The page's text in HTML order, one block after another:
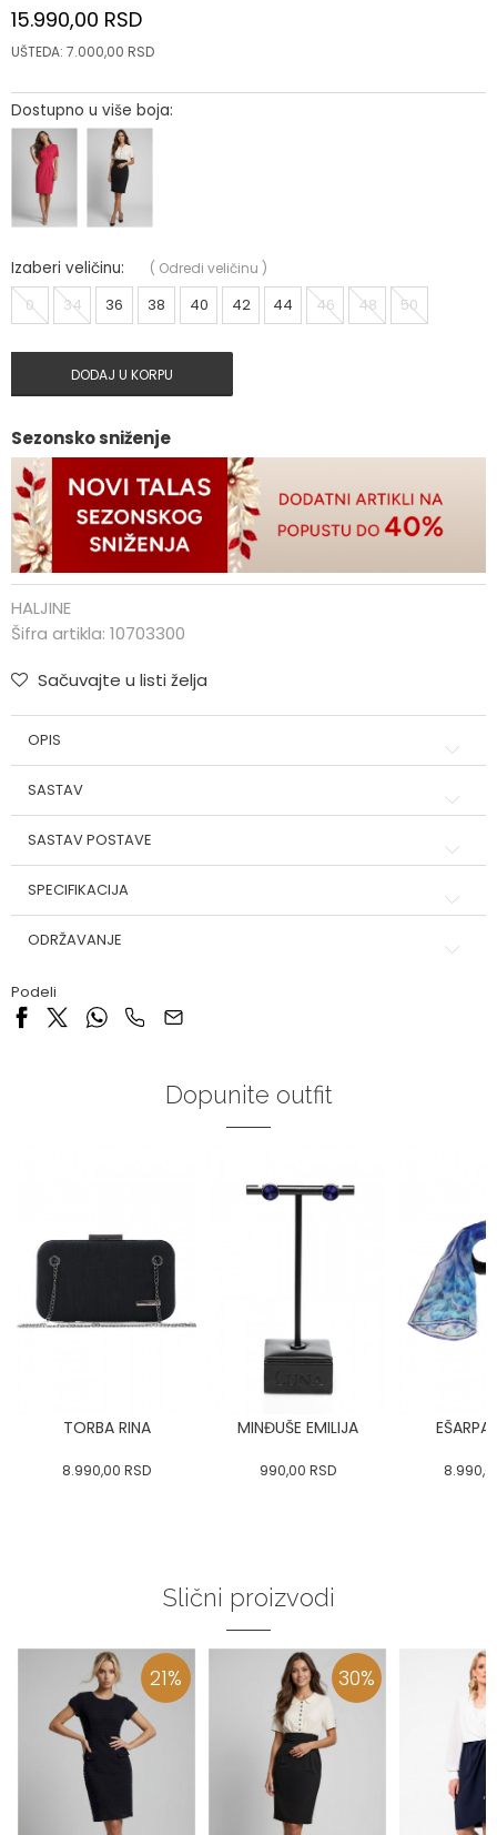
15.990,00 RSD
UŠTEDA: 7.000,00 RSD
Dostupno u više boja:
Izaberi veličinu: ( Odredi veličinu )
0 34 36 38 40 42 44 46 48 50
DODAJ U KORPU
Sezonsko sniženje
HALJINE
Šifra artikla: 10703300
Sačuvajte u listi želja
OPIS
SASTAV
SASTAV POSTAVE
SPECIFIKACIJA
ODRŽAVANJE
Podeli
Dopunite outfit
TORBA RINA
8.990,00 RSD
MINĐUŠE EMILIJA
990,00 RSD
EŠARPA
Slični proizvodi
21% 30%